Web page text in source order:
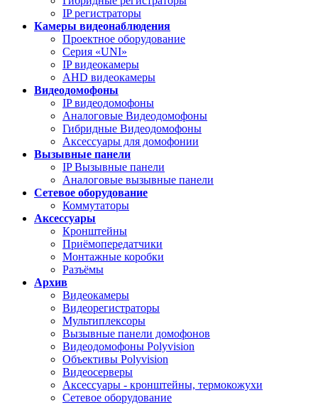
IP регистраторы
Камеры видеонаблюдения
Проектное оборудование
Серия «UNI»
IP видеокамеры
AHD видеокамеры
Видеодомофоны
IP видеодомофоны
Аналоговые Видеодомофоны
Гибридные Видеодомофоны
Аксессуары для домофонии
Вызывные панели
IP Вызывные панели
Аналоговые вызывные панели
Сетевое оборудование
Коммутаторы
Аксессуары
Кронштейны
Приёмопередатчики
Монтажные коробки
Разъёмы
Архив
Видеокамеры
Видеорегистраторы
Мультиплексоры
Вызывные панели домофонов
Видеодомофоны Polyvision
Объективы Polyvision
Видеосерверы
Аксессуары - кронштейны, термокожухи
Сетевое оборудование